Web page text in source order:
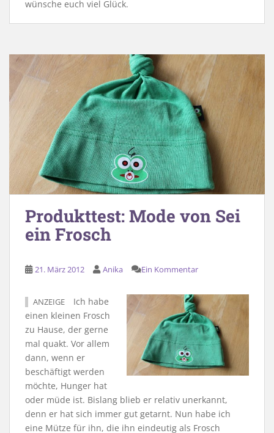
wünsche euch viel Glück.
Produkttest: Mode von Sei
ein Frosch
21. März 2012 Anika Ein Kommentar
ANZEIGE
Ich habe
einen kleinen Frosch
zu Hause, der gerne
mal quakt. Vor allem
dann, wenn er
beschäftigt werden
möchte, Hunger hat
oder müde ist. Bislang blieb er relativ unerkannt,
denn er hat sich immer gut getarnt. Nun habe ich
eine Mütze für ihn, die ihn eindeutig als Frosch